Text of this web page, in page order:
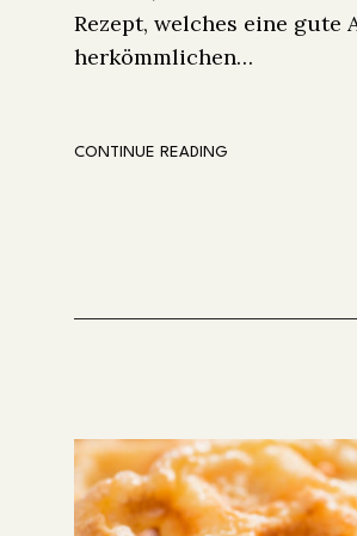
Rezept, welches eine gute
herkömmlichen…
CONTINUE READING